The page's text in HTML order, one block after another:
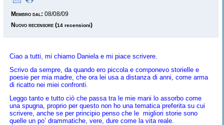
Membro dal: 08/08/09
Nuovo recensore (14 recensioni)
Ciao a tutti, mi chiamo Daniela e mi piace scrivere.
Scrivo da sempre, da quando ero piccola e componevo storielle e
poesie per mia madre, che ora lei usa a distanza di anni, come arma
di ricatto nei miei confronti.
Leggo tanto e tutto ciò che passa tra le mie mani lo assorbo come
una spugna, proprio per questo non ho una tematica preferita su cui
scrivere, anche se per principio penso che le migliori storie sono
quelle un po’ drammatiche, vere, dure come la vita reale.